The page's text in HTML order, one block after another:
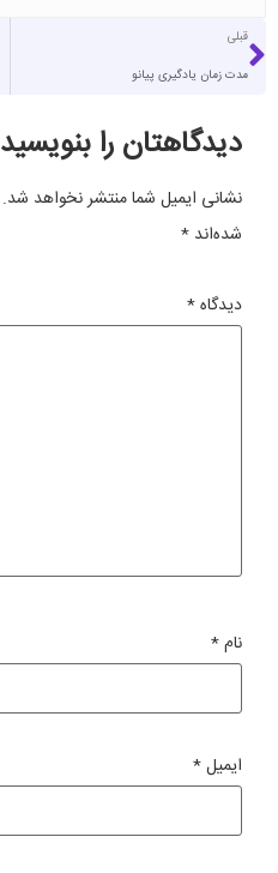
قبلی
مدت زمان یادگیری پیانو
دیدگاهتان را بنویسید
نشانی ایمیل شما منتشر نخواهد شد.
شده‌اند *
دیدگاه*
نام*
ایمیل*